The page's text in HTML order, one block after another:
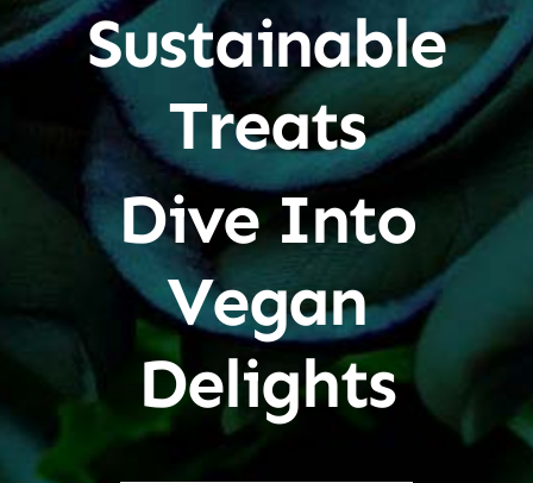
Sustainable
Treats
Dive Into
Vegan
Delights